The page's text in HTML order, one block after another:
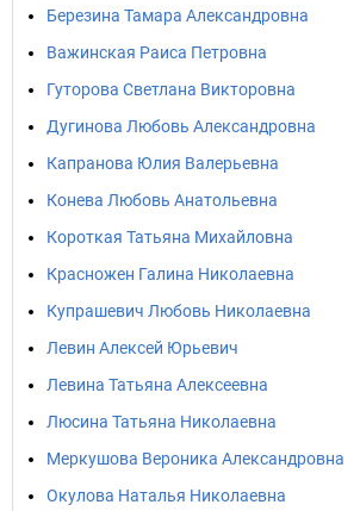
Березина Тамара Александровна
Важинская Раиса Петровна
Гуторова Светлана Викторовна
Дугинова Любовь Александровна
Капранова Юлия Валерьевна
Конева Любовь Анатольевна
Короткая Татьяна Михайловна
Красножен Галина Николаевна
Купрашевич Любовь Николаевна
Левин Алексей Юрьевич
Левина Татьяна Алексеевна
Люсина Татьяна Николаевна
Меркушова Вероника Александровна
Окулова Наталья Николаевна